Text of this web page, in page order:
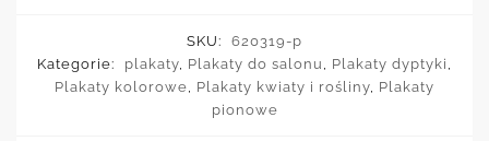
SKU:
620319-p
Kategorie:
plakaty, Plakaty do salonu , Plakaty dyptyki ,
Plakaty kolorowe, Plakaty kwiaty i rośliny, Plakaty
pionowe